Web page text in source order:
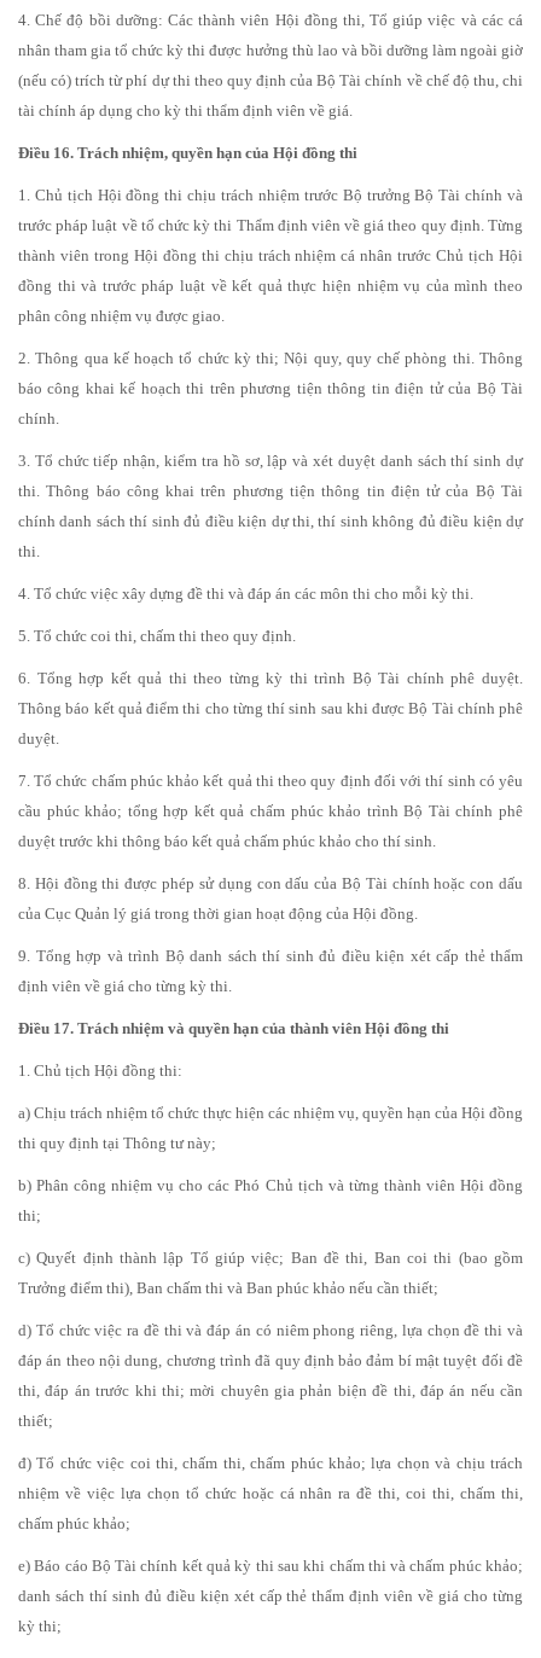
4. Chế độ bồi dưỡng: Các thành viên Hội đồng thi, Tổ giúp việc và các cá
nhân tham gia tổ chức kỳ thi được hưởng thù lao và bồi dưỡng làm ngoài giờ
(nếu có) trích từ phí dự thi theo quy định của Bộ Tài chính về chế độ thu, chi
tài chính áp dụng cho kỳ thi thẩm định viên về giá.
Điều 16. Trách nhiệm, quyền hạn của Hội đồng thi
1. Chủ tịch Hội đồng thi chịu trách nhiệm trước Bộ trưởng Bộ Tài chính và
trước pháp luật về tổ chức kỳ thi Thẩm định viên về giá theo quy định. Từng
thành viên trong Hội đồng thi chịu trách nhiệm cá nhân trước Chủ tịch Hội
đồng thi và trước pháp luật về kết quả thực hiện nhiệm vụ của mình theo
phân công nhiệm vụ được giao.
2. Thông qua kế hoạch tổ chức kỳ thi; Nội quy, quy chế phòng thi. Thông
báo công khai kế hoạch thi trên phương tiện thông tin điện tử của Bộ Tài
chính.
3. Tổ chức tiếp nhận, kiểm tra hồ sơ, lập và xét duyệt danh sách thí sinh dự
thi. Thông báo công khai trên phương tiện thông tin điện tử của Bộ Tài
chính danh sách thí sinh đủ điều kiện dự thi, thí sinh không đủ điều kiện dự
thi.
4. Tổ chức việc xây dựng đề thi và đáp án các môn thi cho mỗi kỳ thi.
5. Tổ chức coi thi, chấm thi theo quy định.
6. Tổng hợp kết quả thi theo từng kỳ thi trình Bộ Tài chính phê duyệt.
Thông báo kết quả điểm thi cho từng thí sinh sau khi được Bộ Tài chính phê
duyệt.
7. Tổ chức chấm phúc khảo kết quả thi theo quy định đối với thí sinh có yêu
cầu phúc khảo; tổng hợp kết quả chấm phúc khảo trình Bộ Tài chính phê
duyệt trước khi thông báo kết quả chấm phúc khảo cho thí sinh.
8. Hội đồng thi được phép sử dụng con dấu của Bộ Tài chính hoặc con dấu
của Cục Quản lý giá trong thời gian hoạt động của Hội đồng.
9. Tổng hợp và trình Bộ danh sách thí sinh đủ điều kiện xét cấp thẻ thẩm
định viên về giá cho từng kỳ thi.
Điều 17. Trách nhiệm và quyền hạn của thành viên Hội đồng thi
1. Chủ tịch Hội đồng thi:
a) Chịu trách nhiệm tổ chức thực hiện các nhiệm vụ, quyền hạn của Hội đồng
thi quy định tại Thông tư này;
b) Phân công nhiệm vụ cho các Phó Chủ tịch và từng thành viên Hội đồng
thi;
c) Quyết định thành lập Tổ giúp việc; Ban đề thi, Ban coi thi (bao gồm
Trưởng điểm thi), Ban chấm thi và Ban phúc khảo nếu cần thiết;
d) Tổ chức việc ra đề thi và đáp án có niêm phong riêng, lựa chọn đề thi và
đáp án theo nội dung, chương trình đã quy định bảo đảm bí mật tuyệt đối đề
thi, đáp án trước khi thi; mời chuyên gia phản biện đề thi, đáp án nếu cần
thiết;
đ) Tổ chức việc coi thi, chấm thi, chấm phúc khảo; lựa chọn và chịu trách
nhiệm về việc lựa chọn tổ chức hoặc cá nhân ra đề thi, coi thi, chấm thi,
chấm phúc khảo;
e) Báo cáo Bộ Tài chính kết quả kỳ thi sau khi chấm thi và chấm phúc khảo;
danh sách thí sinh đủ điều kiện xét cấp thẻ thẩm định viên về giá cho từng
kỳ thi;